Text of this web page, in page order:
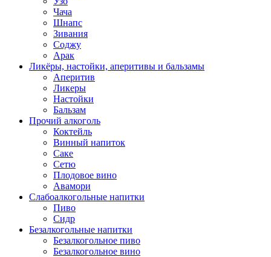
Чача
Шнапс
Зивания
Соджу
Арак
Ликёры, настойки, аперитивы и бальзамы
Аперитив
Ликеры
Настойки
Бальзам
Прочий алкоголь
Коктейль
Винный напиток
Саке
Сетю
Плодовое вино
Авамори
Слабоалкогольные напитки
Пиво
Сидр
Безалкогольные напитки
Безалкогольное пиво
Безалкогольное вино